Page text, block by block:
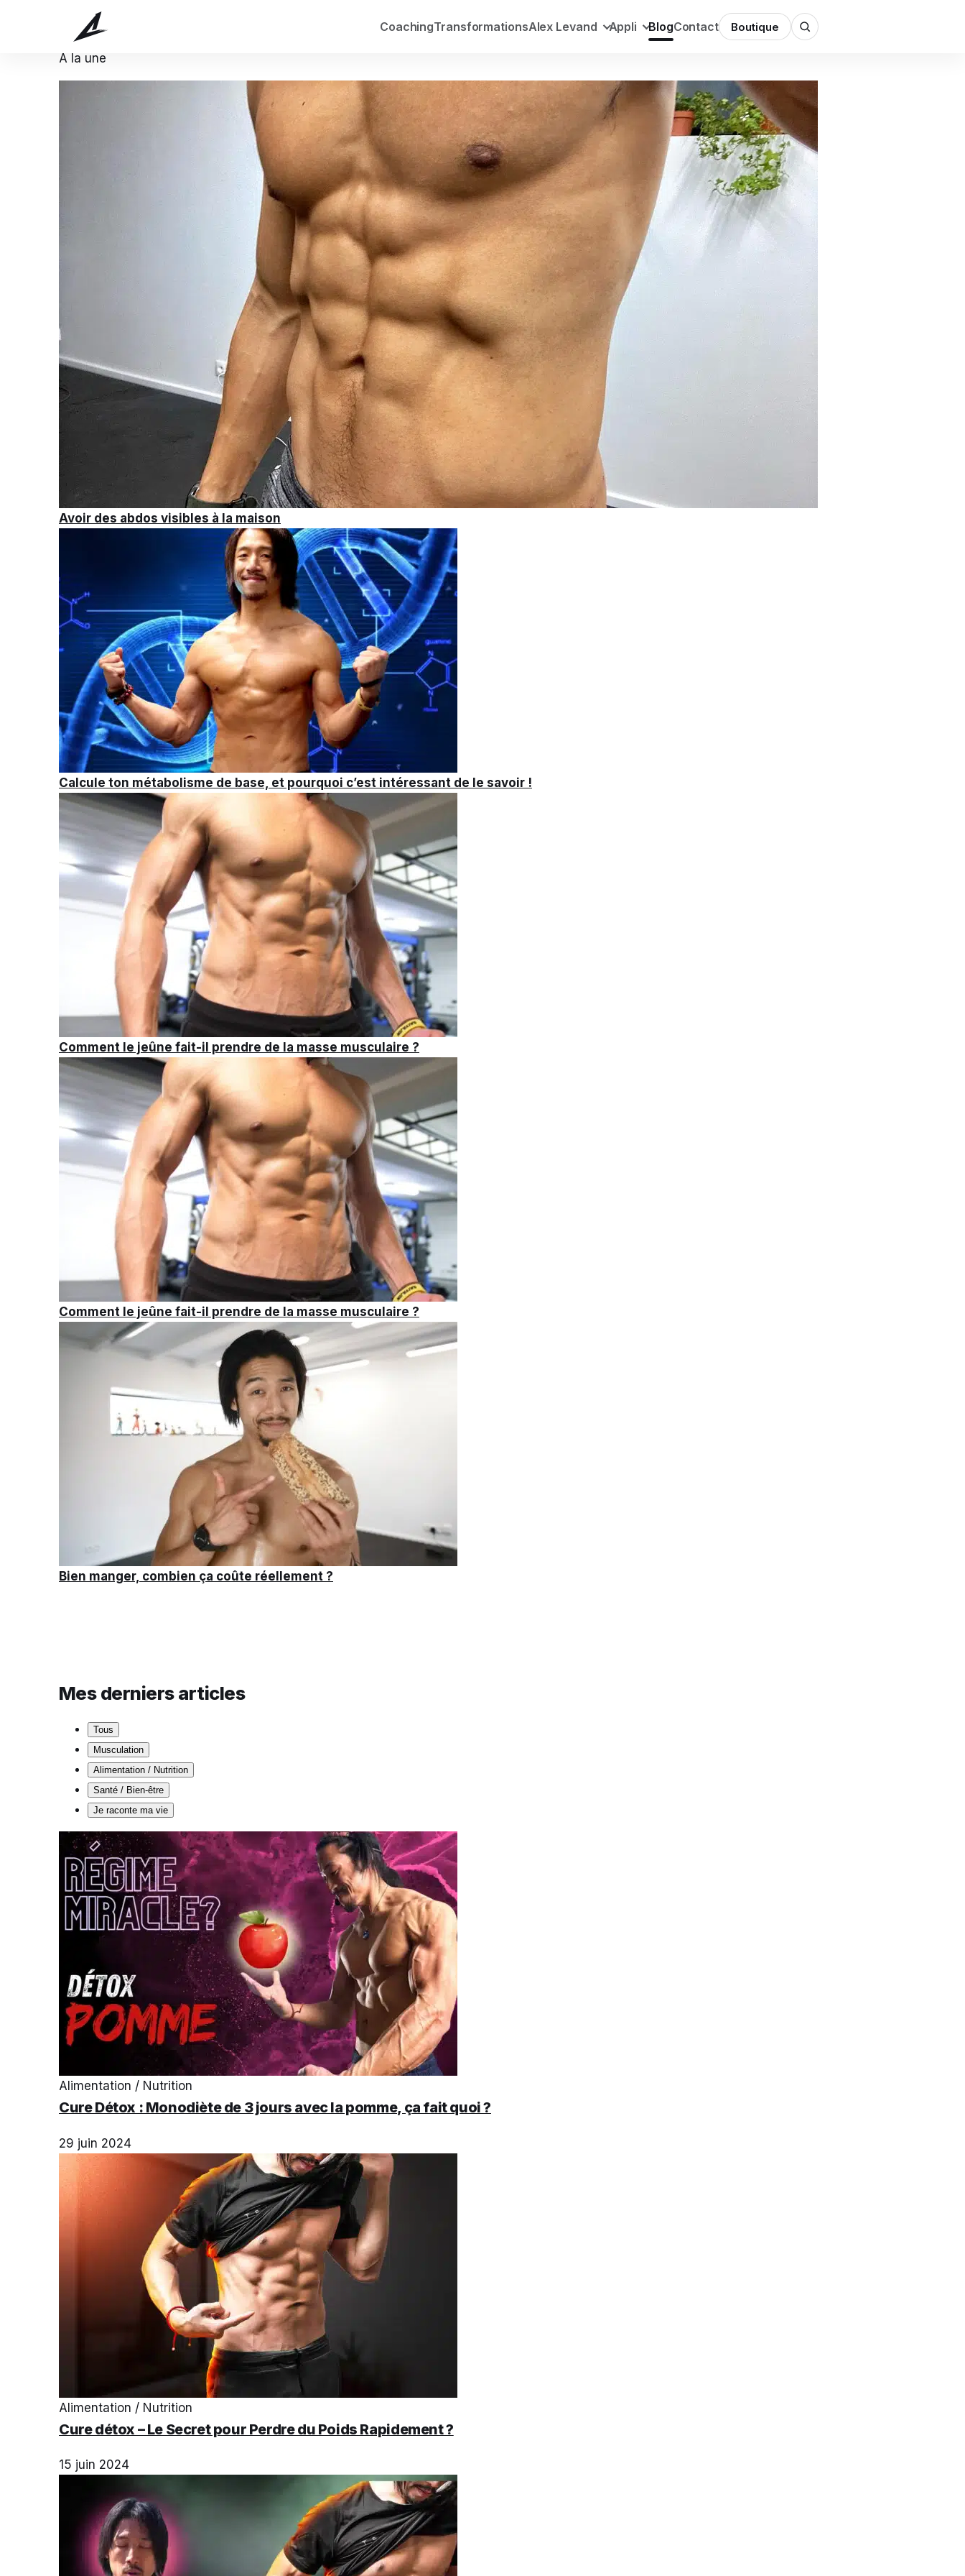
CoachingTransformationsAlex Levand Appli BlogContact Boutique
Blog — conseils musculation, perte de poids & nutrition
À la une
Avoir des abdos visibles à la maison
Calcule ton métabolisme de base, et pourquoi c’est intéressant de le savoir !
Comment le jeûne fait-il prendre de la masse musculaire ?
Comment le jeûne fait-il prendre de la masse musculaire ?
Bien manger, combien ça coûte réellement ?
Mes derniers articles
Tous
Musculation
Alimentation / Nutrition
Santé / Bien-être
Je raconte ma vie
Alimentation / Nutrition
Cure Détox : Monodiète de 3 jours avec la pomme, ça fait quoi ?
29 juin 2024
Alimentation / Nutrition
Cure détox – Le Secret pour Perdre du Poids Rapidement ?
15 juin 2024